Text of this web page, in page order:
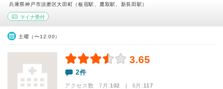
兵庫県神戸市須磨区大田町（板宿駅、鷹取駅、新長田駅）
マイナ受付
土曜（〜12:00）
3.65
2件
アクセス数 7月:102 | 6月:117